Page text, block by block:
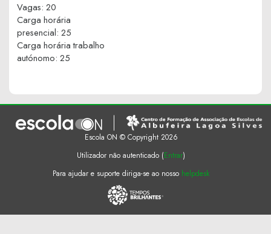
Vagas: 20
Carga horária
presencial: 25
Carga horária trabalho
autónomo: 25
Escola ON © Copyright 2026
Utilizador não autenticado (Entrar)
Para ajudar e suporte diriga-se ao nosso helpdesk